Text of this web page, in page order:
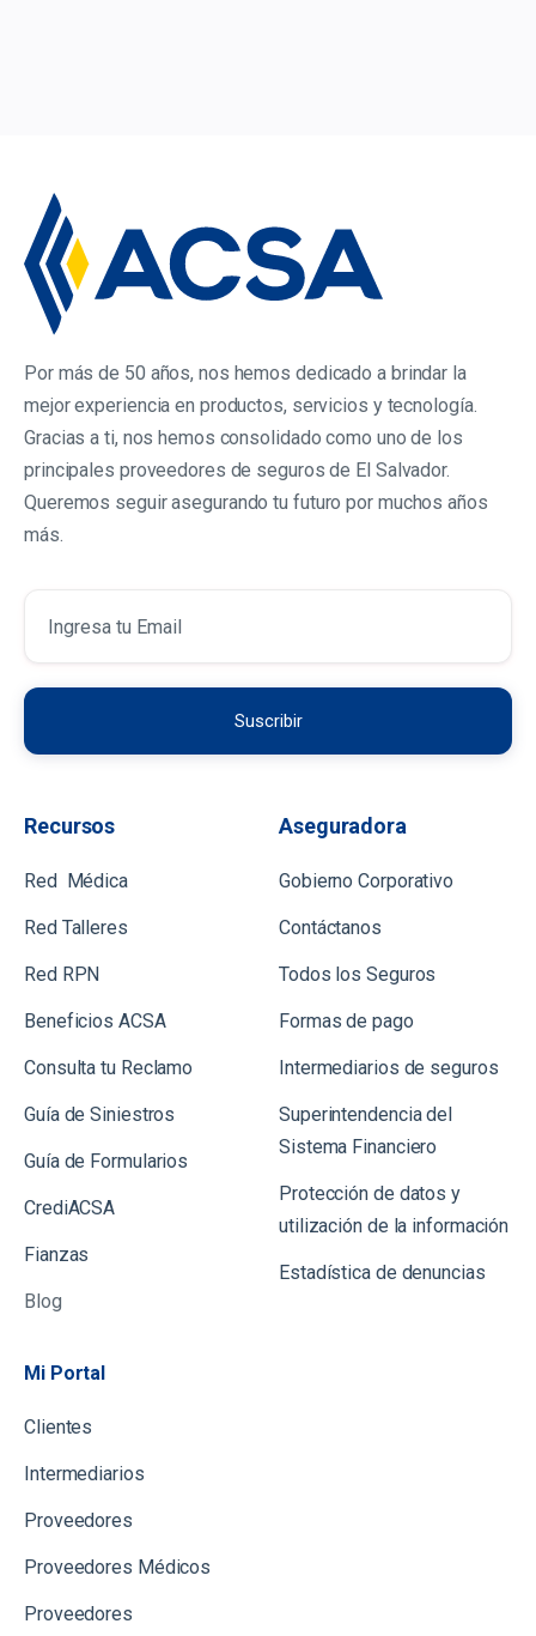
Por más de 50 años, nos hemos dedicado a brindar la
mejor experiencia en productos, servicios y tecnología.
Gracias a ti, nos hemos consolidado como uno de los
principales proveedores de seguros de El Salvador.
Queremos seguir asegurando tu futuro por muchos años
más.
Recursos
Red Médica
Red Talleres
Red RPN
Beneficios ACSA
Consulta tu Reclamo
Guía de Siniestros
Guía de Formularios
CrediACSA
Fianzas
Blog
Aseguradora
Gobierno Corporativo
Contáctanos
Todos los Seguros
Formas de pago
Intermediarios de seguros
Superintendencia del
Sistema Financiero
Protección de datos y
utilización de la información
Estadística de denuncias
Mi Portal
Clientes
Intermediarios
Proveedores
Proveedores Médicos
Proveedores